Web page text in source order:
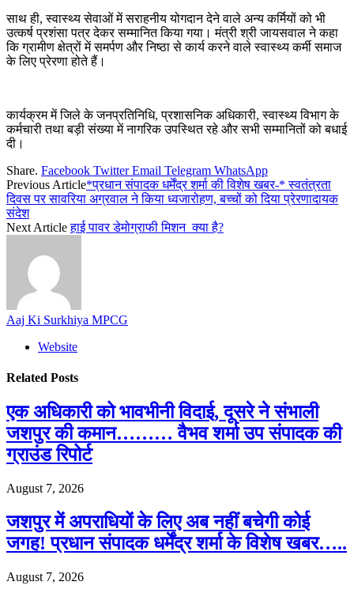
साथ ही, स्वास्थ्य सेवाओं में सराहनीय योगदान देने वाले अन्य कर्मियों को भी
उत्कर्ष प्रशंसा पत्र देकर सम्मानित किया गया। मंत्री श्री जायसवाल ने कहा
कि ग्रामीण क्षेत्रों में समर्पण और निष्ठा से कार्य करने वाले स्वास्थ्य कर्मी समाज
के लिए प्रेरणा होते हैं।
कार्यक्रम में जिले के जनप्रतिनिधि, प्रशासनिक अधिकारी, स्वास्थ्य विभाग के
कर्मचारी तथा बड़ी संख्या में नागरिक उपस्थित रहे और सभी सम्मानितों को बधाई
दी।
Share. Facebook Twitter Email Telegram WhatsApp
Previous Article*प्रधान संपादक धर्मेंद्र शर्मा की विशेष खबर-* स्वतंत्रता
दिवस पर सावरिया अग्रवाल ने किया ध्वजारोहण, बच्चों को दिया प्रेरणादायक
संदेश
Next Articleहाई पावर डेमोग्राफी मिशन क्या है?
Aaj Ki Surkhiya MPCG
Website
Related Posts
एक अधिकारी को भावभीनी विदाई, दूसरे ने संभाली
जशपुर की कमान……… वैभव शर्मा उप संपादक की
ग्राउंड रिपोर्ट
August 7, 2026
जशपुर में अपराधियों के लिए अब नहीं बचेगी कोई
जगह! प्रधान संपादक धर्मेंद्र शर्मा के विशेष खबर…..
August 7, 2026